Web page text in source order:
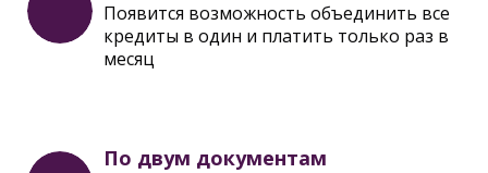
Появится возможность объединить все
кредиты в один и платить только раз в
месяц
По двум документам